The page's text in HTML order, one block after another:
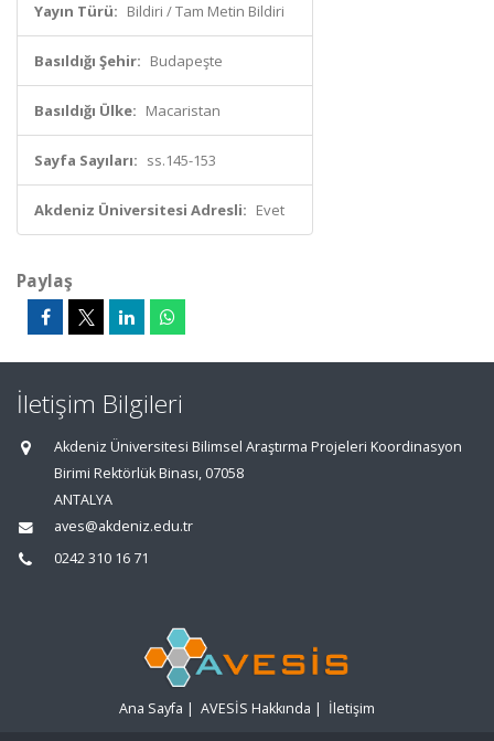
Yayın Türü: Bildiri / Tam Metin Bildiri
Basıldığı Şehir: Budapeşte
Basıldığı Ülke: Macaristan
Sayfa Sayıları: ss.145-153
Akdeniz Üniversitesi Adresli: Evet
Paylaş
İletişim Bilgileri
Akdeniz Üniversitesi Bilimsel Araştırma Projeleri Koordinasyon
Birimi Rektörlük Binası, 07058
ANTALYA
aves@akdeniz.edu.tr
0242 310 16 71
Ana Sayfa | AVESİS Hakkında | İletişim